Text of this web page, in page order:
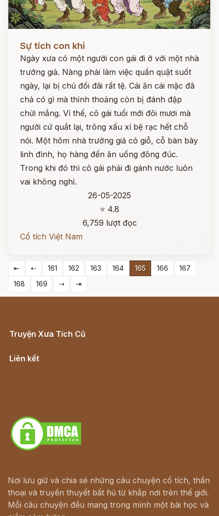
Sự tích con khỉ
Ngày xưa có một người con gái đi ở với một nhà
trưởng giả. Nàng phải làm việc quần quật suốt
ngày, lại bị chủ đối đãi rất tệ. Cái ăn cái mặc đã
chả có gì mà thỉnh thoảng còn bị đánh đập
chửi mắng. Vì thế, cô gái tuổi mới đôi mươi mà
người cứ quắt lại, trông xấu xí bệ rạc hết chỗ
nói. Một hôm nhà trưởng giả có giỗ, cỗ bàn bày
linh đình, họ hàng đến ăn uống đông đúc.
Trong khi đó thì cô gái phải đi gánh nước luôn
vai không nghỉ.
26-05-2025
⭐ 4.8
6,759 lượt đọc
Cổ tích Việt Nam
⇤ ⇠ 161 162 163 164 165 166
167
168
169 ⇢ ⇥
Truyện Xưa Tích Cũ
Liên kết
Nơi lưu giữ và chia sẻ những câu chuyện cổ tích, thần
thoại và truyền thuyết bất hủ từ khắp nơi trên thế giới.
Mỗi câu chuyện đều mang trong mình một bài học và